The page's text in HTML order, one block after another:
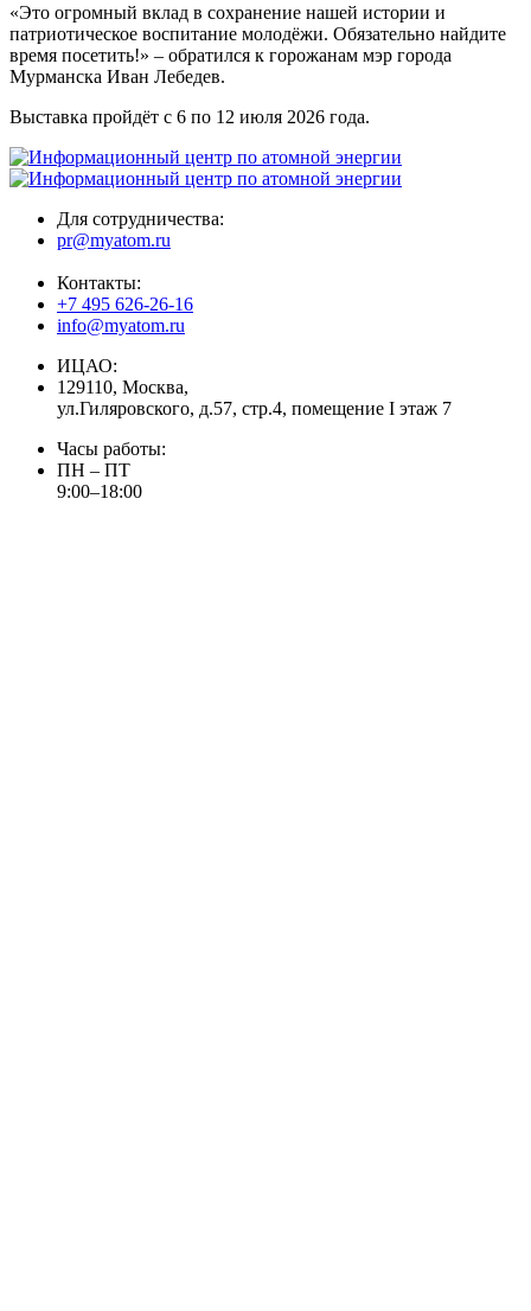
«Это огромный вклад в сохранение нашей истории и
патриотическое воспитание молодёжи. Обязательно найдите
время посетить!» – обратился к горожанам мэр города
Мурманска Иван Лебедев.
Выставка пройдёт с 6 по 12 июля 2026 года.
Для сотрудничества:
pr@myatom.ru
Контакты:
+7 495 626-26-16
info@myatom.ru
ИЦАО:
129110, Москва,
ул.Гиляровского, д.57, стр.4, помещение I этаж 7
Часы работы:
ПН – ПТ
9:00–18:00